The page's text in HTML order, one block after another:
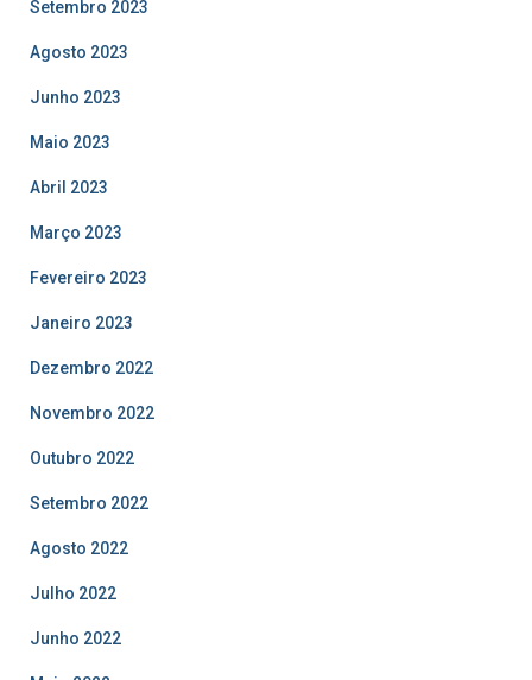
Setembro 2023
Agosto 2023
Junho 2023
Maio 2023
Abril 2023
Março 2023
Fevereiro 2023
Janeiro 2023
Dezembro 2022
Novembro 2022
Outubro 2022
Setembro 2022
Agosto 2022
Julho 2022
Junho 2022